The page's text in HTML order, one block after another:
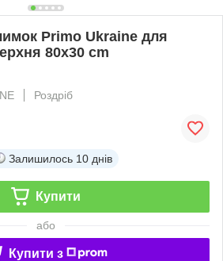
Primo Ukraine для
80x30 cm
Роздріб
Залишилось 10 днів
Купити
або
Купити з